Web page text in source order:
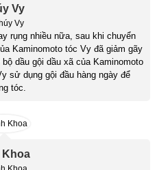
Vy
rụng nhiều nữa, sau khi chuyển
Kaminomoto tóc Vy đã giảm gãy
dầu gội dầu xã của Kaminomoto
sử dụng gội đầu hàng ngày để
tóc.
Khoa